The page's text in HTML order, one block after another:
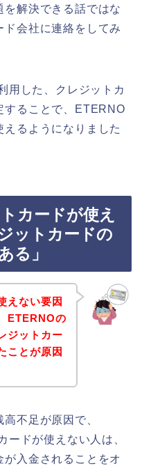
を解決できる話ではな
会社に連絡をしてみ
用した、クレジットカ
することで、ETERNO
るようになりました
カードが使え
ットカードの
る」
えない要因
ETERNOの
ジットカー
ことが原因
不足が原因で、
ードが使えない人は、
入金されることをオ